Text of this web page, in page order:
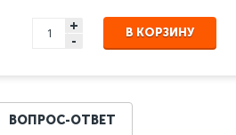
+
- В КОРЗИНУ
ВОПРОС-ОТВЕТ